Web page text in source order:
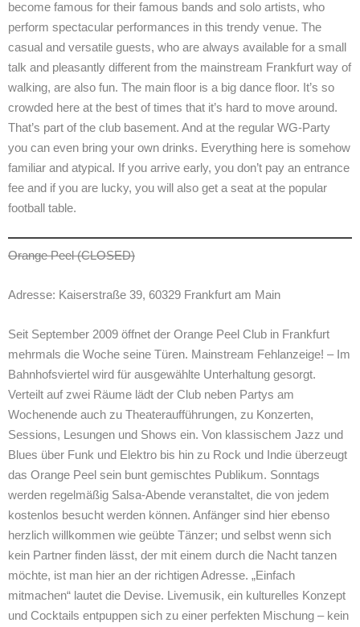
become famous for their famous bands and solo artists, who
perform spectacular performances in this trendy venue. The
casual and versatile guests, who are always available for a small
talk and pleasantly different from the mainstream Frankfurt way of
walking, are also fun. The main floor is a big dance floor. It’s so
crowded here at the best of times that it’s hard to move around.
That’s part of the club basement. And at the regular WG-Party
you can even bring your own drinks. Everything here is somehow
familiar and atypical. If you arrive early, you don’t pay an entrance
fee and if you are lucky, you will also get a seat at the popular
football table.
Orange Peel (CLOSED)
Adresse: Kaiserstraße 39, 60329 Frankfurt am Main
Seit September 2009 öffnet der Orange Peel Club in Frankfurt
mehrmals die Woche seine Türen. Mainstream Fehlanzeige! – Im
Bahnhofsviertel wird für ausgewählte Unterhaltung gesorgt.
Verteilt auf zwei Räume lädt der Club neben Partys am
Wochenende auch zu Theateraufführungen, zu Konzerten,
Sessions, Lesungen und Shows ein. Von klassischem Jazz und
Blues über Funk und Elektro bis hin zu Rock und Indie überzeugt
das Orange Peel sein bunt gemischtes Publikum. Sonntags
werden regelmäßig Salsa-Abende veranstaltet, die von jedem
kostenlos besucht werden können. Anfänger sind hier ebenso
herzlich willkommen wie geübte Tänzer; und selbst wenn sich
kein Partner finden lässt, der mit einem durch die Nacht tanzen
möchte, ist man hier an der richtigen Adresse. „Einfach
mitmachen“ lautet die Devise. Livemusik, ein kulturelles Konzept
und Cocktails entpuppen sich zu einer perfekten Mischung – kein